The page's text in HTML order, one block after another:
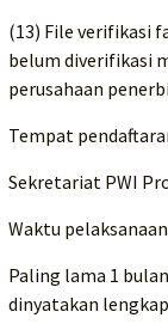
(13) File verifikasi
belum diverifikasi
perusahaan
Tempat
Sekretariat PWI
Waktu
Paling lama 1
dinyatakan